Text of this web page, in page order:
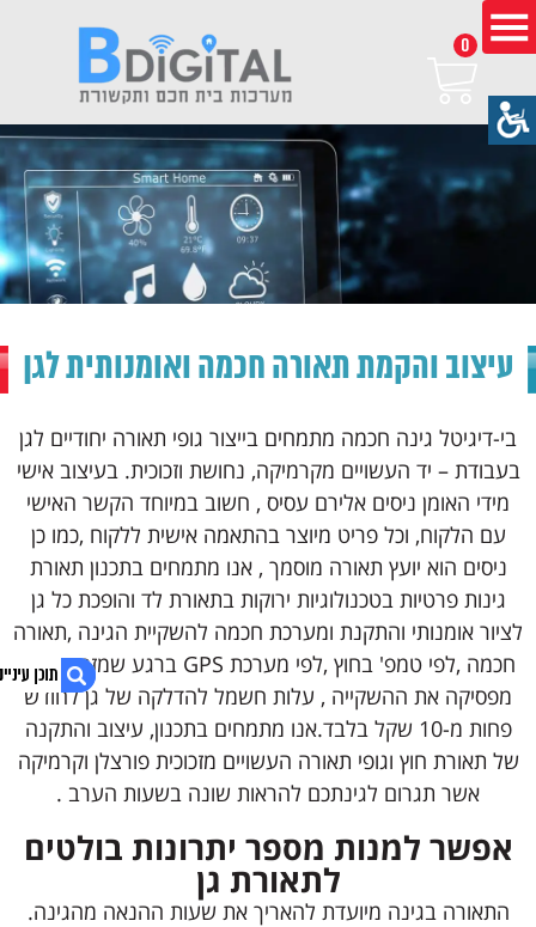
1. עיצוב והקמת תאורה חכמה ואומנותית לגן
2. בונה או משפץ? קבל הצעת מחיר אטרקטיבית
4. בטחון והרתעה מפני גנבים
5. הגדלת ערך הבית
7. לייעוץ חינם 054-2200896 ניסים
0
עיצוב והקמת תאורה חכמה ואומנותית לגן
בי-דיגיטל גינה חכמה מתמחים בייצור גופי תאורה יחודיים לגן
בעבודת – יד העשויים מקרמיקה, נחושת וזכוכית. בעיצוב אישי
מידי האומן ניסים אלירם עסיס , חשוב במיוחד הקשר האישי
עם הלקוח, וכל פריט מיוצר בהתאמה אישית ללקוח ,כמו כן
ניסים הוא יועץ תאורה מוסמך , אנו מתמחים בתכנון תאורת
גינות פרטיות בטכנולוגיות ירוקות בתאורת לד והופכת כל גן
לציור אומנותי והתקנת ומערכת חכמה להשקיית הגינה ,תאורה
חכמה ,לפי טמפ' בחוץ ,לפי מערכת GPS ברגע שמזהה גשם
מפסיקה את ההשקייה , עלות חשמל להדלקה של גן לחודש
פחות מ-10 שקל בלבד.אנו מתמחים בתכנון, עיצוב והתקנה
של תאורת חוץ וגופי תאורה העשויים מזכוכית פורצלן וקרמיקה
אשר תגרום לגינתכם להראות שונה בשעות הערב .
אפשר למנות מספר יתרונות בולטים
לתאורת גן
התאורה בגינה מיועדת להאריך את שעות ההנאה מהגינה.